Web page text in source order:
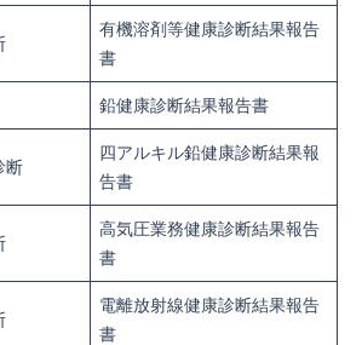
有機溶剤等健康診断結果報告
書
鉛健康診断結果報告書
断
四アルキル鉛健康診断結果報
告書
高気圧業務健康診断結果報告
書
電離放射線健康診断結果報告
書